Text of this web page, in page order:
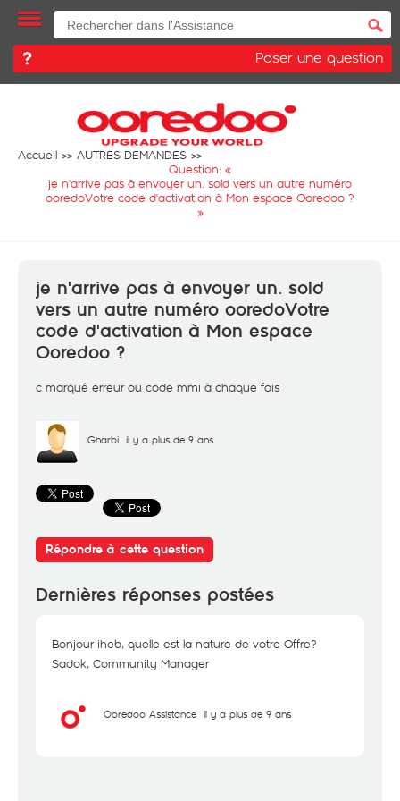
Poser une question
Accueil
AUTRES DEMANDES
Question: «
je n'arrive pas à envoyer un. sold vers un autre numéro
ooredoVotre code d'activation à Mon espace Ooredoo ?
»
je n'arrive pas à envoyer un. sold
vers un autre numéro ooredoVotre
code d'activation à Mon espace
Ooredoo ?
c marqué erreur ou code mmi à chaque fois
Gharbi il y a plus de 9 ans
Répondre à cette question
Dernières réponses postées
Bonjour iheb, quelle est la nature de votre Offre?
Sadok, Community Manager
Ooredoo Assistance il y a plus de 9 ans